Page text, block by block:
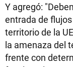
Y agregó:
entrada de
territorio de la
la amenaza del
frente con